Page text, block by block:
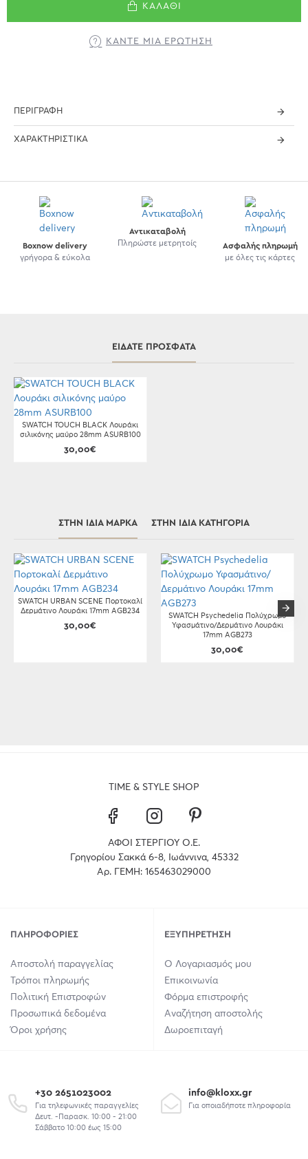
ΚΑΛΆΘΙ
ΚΆΝΤΕ ΜΊΑ ΕΡΏΤΗΣΗ
ΠΕΡΙΓΡΑΦΉ
ΧΑΡΑΚΤΗΡΙΣΤΙΚΆ
Boxnow delivery
γρήγορα & εύκολα
Αντικαταβολή
Πληρώστε μετρητοίς
Ασφαλής πληρωμή
με όλες τις κάρτες
ΕΊΔΑΤΕ ΠΡΌΣΦΑΤΑ
SWATCH TOUCH BLACK Λουράκι
σιλικόνης μαύρο 28mm ASURB100
30,00€
ΣΤΗΝ ΊΔΙΑ ΜΆΡΚΑ ΣΤΗΝ ΊΔΙΑ ΚΑΤΗΓΟΡΊΑ
SWATCH URBAN SCENE Πορτοκαλί
Δερμάτινο Λουράκι 17mm AGB234
30,00€
SWATCH Psychedelia Πολύχρωμο
Υφασμάτινο/Δερμάτινο Λουράκι
17mm AGB273
30,00€
TIME & STYLE SHOP
ΑΦΟΙ ΣΤΕΡΓΙΟΥ Ο.Ε.
Γρηγορίου Σακκά 6-8, Ιωάννινα, 45332
Αρ. ΓΕΜΗ: 165463029000
ΠΛΗΡΟΦΟΡΊΕΣ
Αποστολή παραγγελίας
Τρόποι πληρωμής
Πολιτική Επιστροφών
Προσωπικά δεδομένα
Όροι χρήσης
ΕΞΥΠΗΡΈΤΗΣΗ
Ο Λογαριασμός μου
Επικοινωνία
Φόρμα επιστροφής
Αναζήτηση αποστολής
Δωροεπιταγή
+30 2651023002
Για τηλεφωνικές παραγγελίες
Δευτ. -Παρασκ. 10:00 - 21:00
Σάββατο 10:00 έως 15:00
info@kloxx.gr
Για οποιαδήποτε πληροφορία